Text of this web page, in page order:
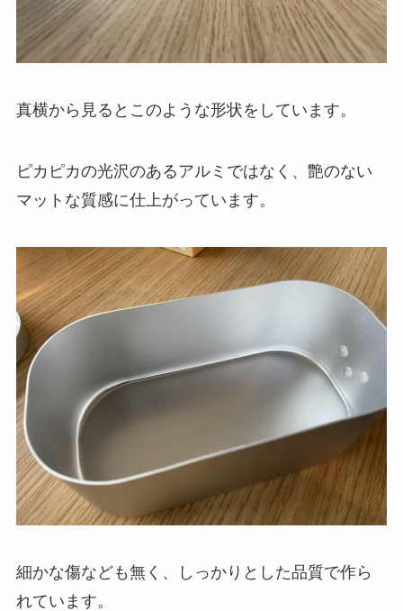
真横から見るとこのような形状をしています。
ピカピカの光沢のあるアルミではなく、艶のない
マットな質感に仕上がっています。
細かな傷なども無く、しっかりとした品質で作ら
れています。